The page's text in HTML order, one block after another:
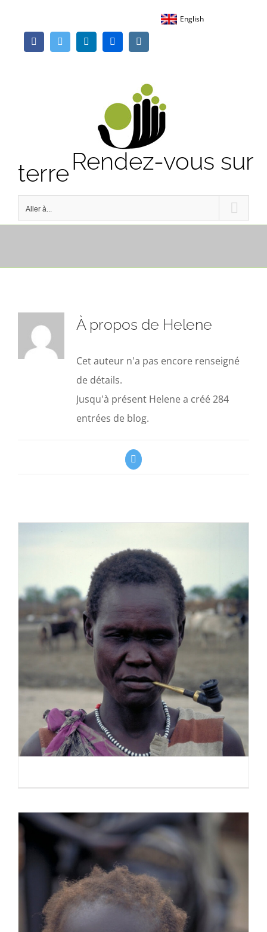
contenu
English
FacebookTwitterLinkedInFlickr Instagram
Rendez-vous sur
terre
Aller à...
À propos de Helene
Cet auteur n'a pas encore renseigné
de détails.
Jusqu'à présent Helene a créé 284
entrées de blog.
Twitter